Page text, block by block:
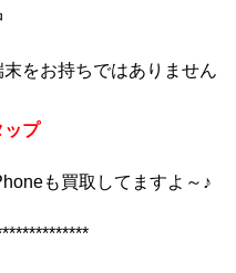
をお持ちではありません
ップ
も買取してますよ～♪